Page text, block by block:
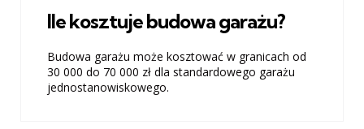
Ile kosztuje budowa garażu?
Budowa garażu może kosztować w granicach od
30 000 do 70 000 zł dla standardowego garażu
jednostanowiskowego.